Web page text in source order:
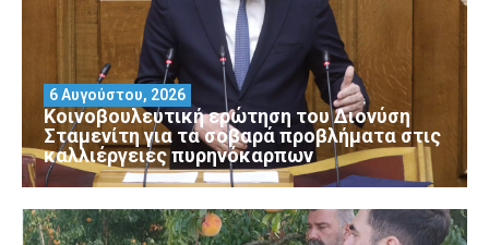
Κοινοβουλευτική ερώτηση του Διονύση
Σταμενίτη για τα σοβαρά προβλήματα στις
καλλιέργειες πυρηνόκαρπων
6 Αυγούστου, 2026